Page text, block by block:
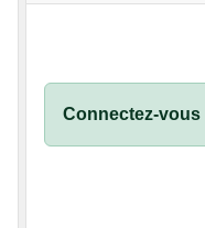
Connectez-vous